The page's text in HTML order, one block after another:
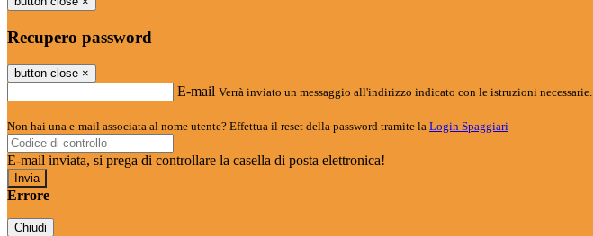
Recupero password
button close ×
E-mail Verrà inviato un messaggio all'indirizzo indicato con le istruzioni necessarie.
Non hai una e-mail associata al nome utente? Effettua il reset della password tramite la Login Spaggiari
E-mail inviata, si prega di controllare la casella di posta elettronica!
Errore
Chiudi